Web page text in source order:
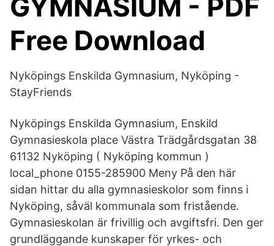
GYMNASIUM - PDF
Free Download
Nyköpings Enskilda Gymnasium, Nyköping -
StayFriends
Nyköpings Enskilda Gymnasium, Enskild
Gymnasieskola place Västra Trädgårdsgatan 38
61132 Nyköping ( Nyköping kommun )
local_phone 0155-285900 Meny På den här
sidan hittar du alla gymnasieskolor som finns i
Nyköping, såväl kommunala som fristående.
Gymnasieskolan är frivillig och avgiftsfri. Den ger
grundläggande kunskaper för yrkes- och